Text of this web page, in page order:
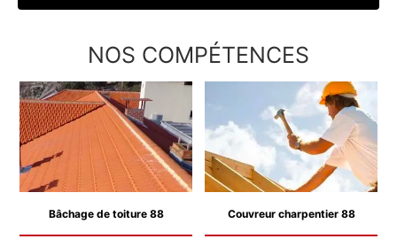
NOS COMPÉTENCES
Bâchage de toiture 88 Couvreur charpentier 88